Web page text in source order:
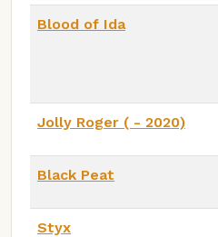
Blood of Ida
Jolly Roger ( - 2020)
Black Peat
Styx